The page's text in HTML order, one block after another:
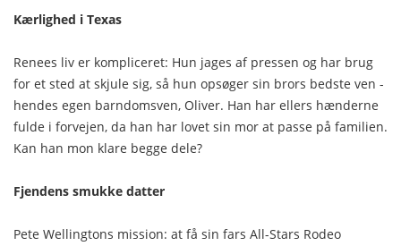
Kærlighed i Texas
Renees liv er kompliceret: Hun jages af pressen og har brug
for et sted at skjule sig, så hun opsøger sin brors bedste ven -
hendes egen barndomsven, Oliver. Han har ellers hænderne
fulde i forvejen, da han har lovet sin mor at passe på familien.
Kan han mon klare begge dele?
Fjendens smukke datter
Pete Wellingtons mission: at få sin fars All-Stars Rodeo